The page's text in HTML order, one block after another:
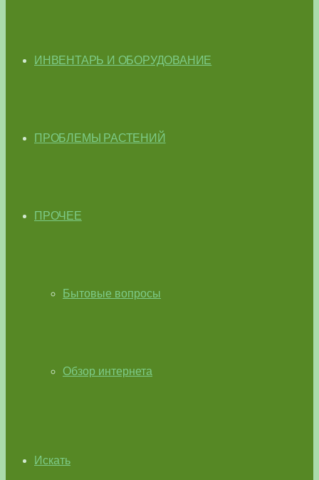
ИНВЕНТАРЬ И ОБОРУДОВАНИЕ
ПРОБЛЕМЫ РАСТЕНИЙ
ПРОЧЕЕ
Бытовые вопросы
Обзор интернета
Искать